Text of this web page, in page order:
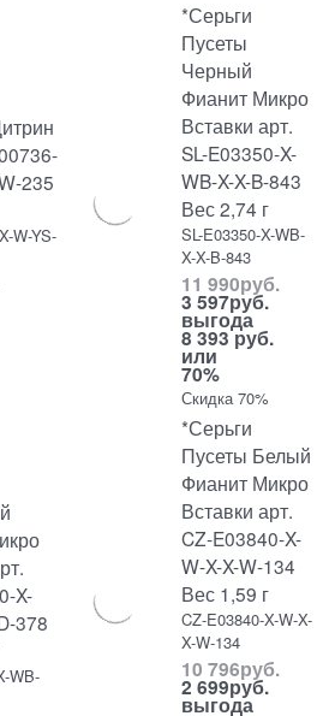
235
W-YS-
*Серьги
Пусеты
Черный
Фианит Микро
Вставки арт.
SL-E03350-X-
WB-X-X-B-843
Вес 2,74 г
SL-E03350-X-WB-
X-X-B-843
11 990руб.
3 597руб.
выгода
8 393 руб.
или
70%
Скидка 70%
X-
378
WB-
*Серьги
Пусеты Белый
Фианит Микро
Вставки арт.
CZ-E03840-X-
W-X-X-W-134
Вес 1,59 г
CZ-E03840-X-W-X-
X-W-134
10 796руб.
2 699руб.
выгода